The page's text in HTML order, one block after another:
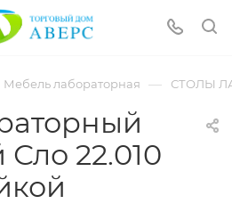
Мебель лабораторная — СТОЛЫ
22.010